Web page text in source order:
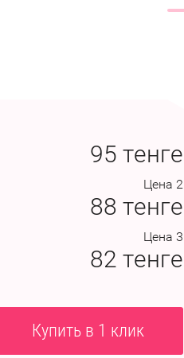
95 тенге
Цена 2
88 тенге
Цена 3
82 тенге
Купить в 1 клик